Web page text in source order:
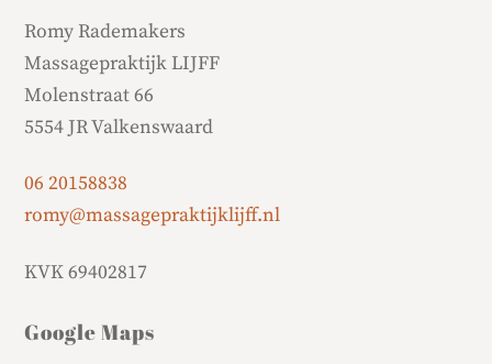
Romy Rademakers
Massagepraktijk LIJFF
Molenstraat 66
5554 JR Valkenswaard
06 20158838
romy@massagepraktijklijff.nl
KVK 69402817
Google Maps